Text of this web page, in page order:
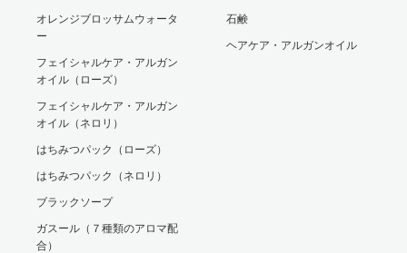
オレンジブロッサムウォータ
ー
フェイシャルケア・アルガン
オイル（ローズ）
フェイシャルケア・アルガン
オイル（ネロリ）
はちみつパック（ローズ）
はちみつパック（ネロリ）
ブラックソープ
ガスール（７種類のアロマ配
合）
石鹸
ヘアケア・アルガンオイル